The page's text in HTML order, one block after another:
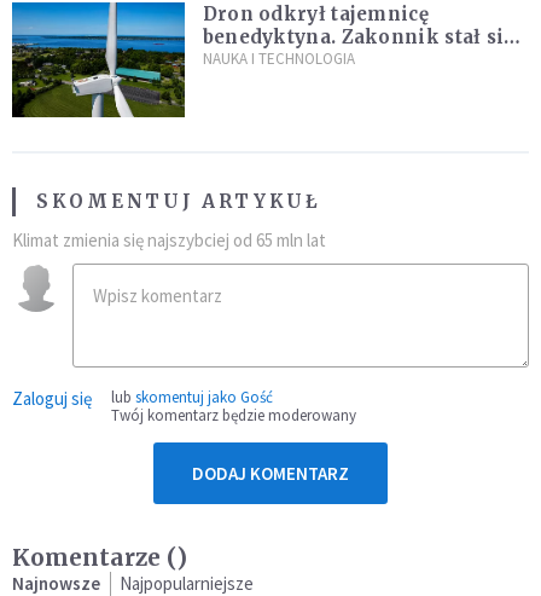
Dron odkrył tajemnicę
benedyktyna. Zakonnik stał się
sławny
NAUKA I TECHNOLOGIA
SKOMENTUJ ARTYKUŁ
Klimat zmienia się najszybciej od 65 mln lat
Zaloguj się lub skomentuj jako Gość
Twój komentarz będzie moderowany
DODAJ KOMENTARZ
Komentarze ()
Najnowsze Najpopularniejsze